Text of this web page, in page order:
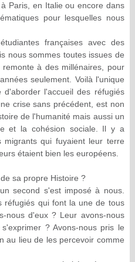
Paris, en Italie ou encore dans
pour lesquelles nous
françaises avec des
nous sommes toutes issues de
à des millénaires, pour
seulement. Voilà l'unique
d'aborder l'accueil des réfugiés
crise sans précédent, est non
de l'humanité mais aussi un
et la cohésion sociale. Il y a
migrants qui fuyaient leur terre
étaient bien les européens.
sa propre Histoire ?
second s'est imposé à nous.
réfugiés qui font la une de tous
nous d'eux ? Leur avons-nous
? Avons-nous pris le
au lieu de les percevoir comme